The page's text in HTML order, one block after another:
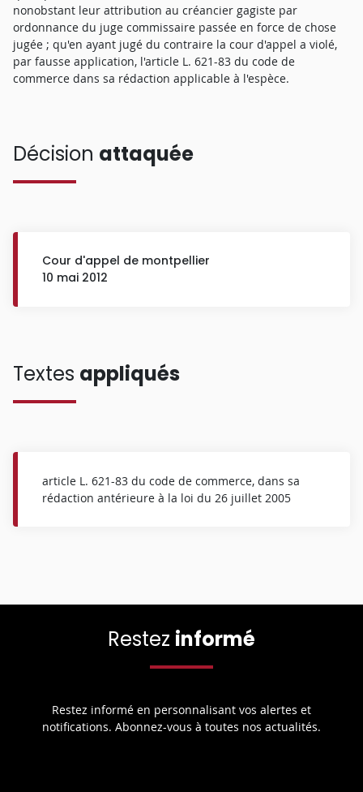
nonobstant leur attribution au créancier gagiste par
ordonnance du juge commissaire passée en force de chose
jugée ; qu'en ayant jugé du contraire la cour d'appel a violé,
par fausse application, l'article L. 621-83 du code de
commerce dans sa rédaction applicable à l'espèce.
Décision attaquée
Cour d'appel de montpellier
10 mai 2012
Textes appliqués
article L. 621-83 du code de commerce, dans sa
rédaction antérieure à la loi du 26 juillet 2005
Restez informé
Restez informé en personnalisant vos alertes et
notifications. Abonnez-vous à toutes nos actualités.